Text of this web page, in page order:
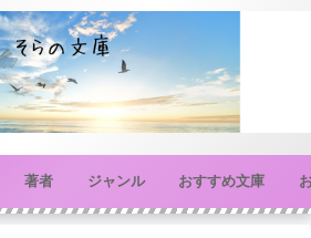
著者 ジャンル おすすめ文庫